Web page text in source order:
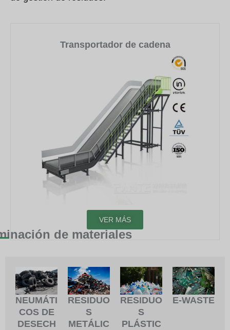
Transportador de cadena
VER MÁS
de materiales
NEUMÁTI
COS DE
DESECH
RESIDUO
S
METÁLIC
RESIDUO
S
PLÁSTIC
E-WASTE